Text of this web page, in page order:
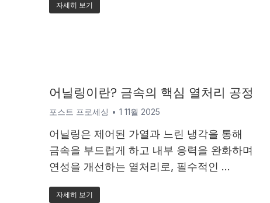
자세히 보기
어닐링이란? 금속의 핵심 열처리 공정
포스트 프로세싱 1 11월 2025
어닐링은 제어된 가열과 느린 냉각을 통해
금속을 부드럽게 하고 내부 응력을 완화하며
연성을 개선하는 열처리로, 필수적인 ...
자세히 보기